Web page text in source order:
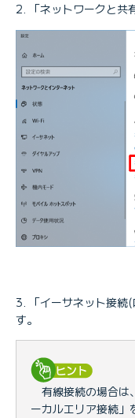
「ネットワークと共
「イーサネット接
す。
有線接続の場合は
ーカルエリア接続」